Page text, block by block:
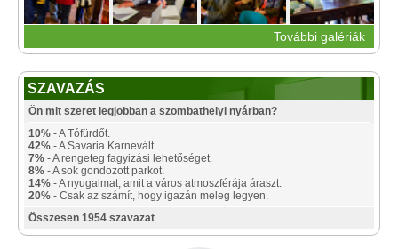
További galériák
SZAVAZÁS
Ön mit szeret legjobban a szombathelyi nyárban?
10% - A Tófürdőt.
42% - A Savaria Karnevált.
7% - A rengeteg fagyizási lehetőséget.
8% - A sok gondozott parkot.
14% - A nyugalmat, amit a város atmoszférája áraszt.
20% - Csak az számít, hogy igazán meleg legyen.
Összesen 1954 szavazat